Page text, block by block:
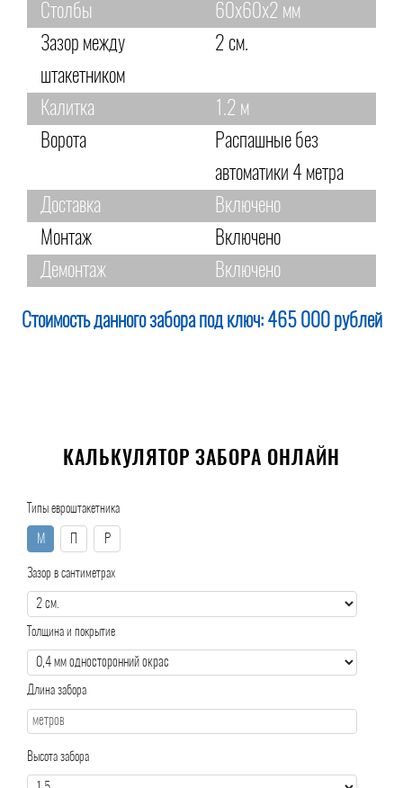
Столбы
60х60х2 мм
Зазор между
штакетником
2 см.
Калитка
1.2 м
Ворота
Распашные без
автоматики 4 метра
Доставка
Включено
Монтаж
Включено
Демонтаж
Включено
Стоимость данного забора под ключ: 465 000 рублей
КАЛЬКУЛЯТОР ЗАБОРА ОНЛАЙН
Типы евроштакетника
М Р
Зазор в сантиметрах
Толщина и покрытие
Длина забора
Высота забора